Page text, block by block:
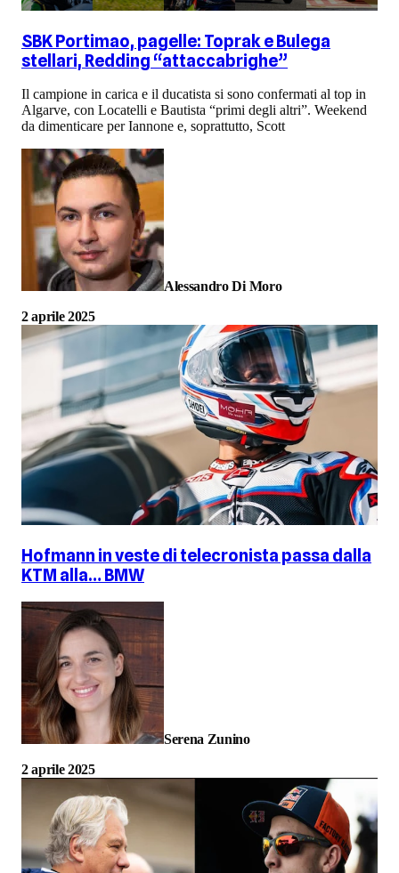
SBK Portimao, pagelle: Toprak e Bulega
stellari, Redding “attaccabrighe”
Il campione in carica e il ducatista si sono confermati al top in
Algarve, con Locatelli e Bautista “primi degli altri”. Weekend
da dimenticare per Iannone e, soprattutto, Scott
Alessandro Di Moro
2 aprile 2025
Hofmann in veste di telecronista passa dalla
KTM alla… BMW
Serena Zunino
2 aprile 2025